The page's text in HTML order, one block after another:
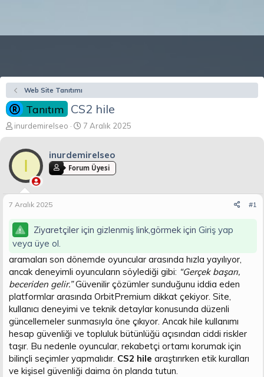
Web Site Tanıtımı
Tanıtım CS2 hile
K
o
b
y
a
ş
a
a
n
inurdemirelseo
B
a
l
a
n
a
h
i
7 Aralık 2025
I
inurdemirelseo
Forum Üyesi
7 Aralık 2025 #1
Ziyaretçiler için gizlenmiş link,görmek için Giriş yap
veya üye ol.
aramaları son dönemde oyuncular arasında hızla yayılıyor,
ancak deneyimli oyuncuların söylediği gibi: “Gerçek başarı,
beceriden gelir.”Güvenilir çözümler sunduğunu iddia eden
platformlar arasında OrbitPremium dikkat çekiyor. Site,
kullanıcı deneyimi ve teknik detaylar konusunda düzenli
güncellemeler sunmasıyla öne çıkıyor. Ancak hile kullanımı
hesap güvenliği ve topluluk bütünlüğü açısından ciddi riskler
taşır. Bu nedenle oyuncular, rekabetçi ortamı korumak için
bilinçli seçimler yapmalıdır. CS2 hile araştırırken etik kuralları
ve kişisel güvenliği daima ön planda tutun.